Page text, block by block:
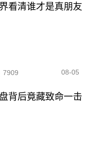
看清谁才是真朋友
7909 08-05
背后竟藏致命一击